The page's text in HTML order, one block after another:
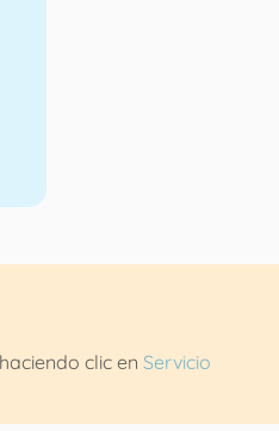
clic en Servicio